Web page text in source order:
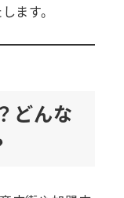
ます。
どんな